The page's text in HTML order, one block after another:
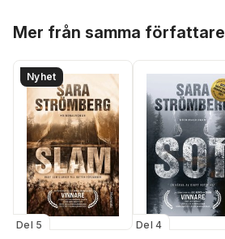
Mer från samma författare
Nyhet
Del 5 Del 4